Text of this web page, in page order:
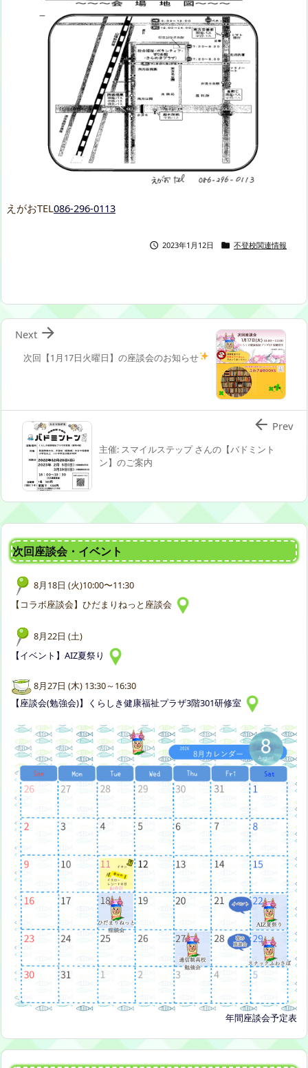
えがおTEL086-296-0113
 2023年1月12日  不登校関連情報
次回【1月17日火曜日】の座談会のお知らせ

Next
主催: スマイルステップ さんの【バドミント
ン】のご案内
 Prev
次回座談会・イベント
8月18日 (火)10:00〜11:30
【コラボ座談会】ひだまりねっと座談会
8月22日 (土)
【イベント】AIZ夏祭り
8月27日 (木) 13:30～16:30
【座談会(勉強会)】くらしき健康福祉プラザ3階301研修室
年間座談会予定表